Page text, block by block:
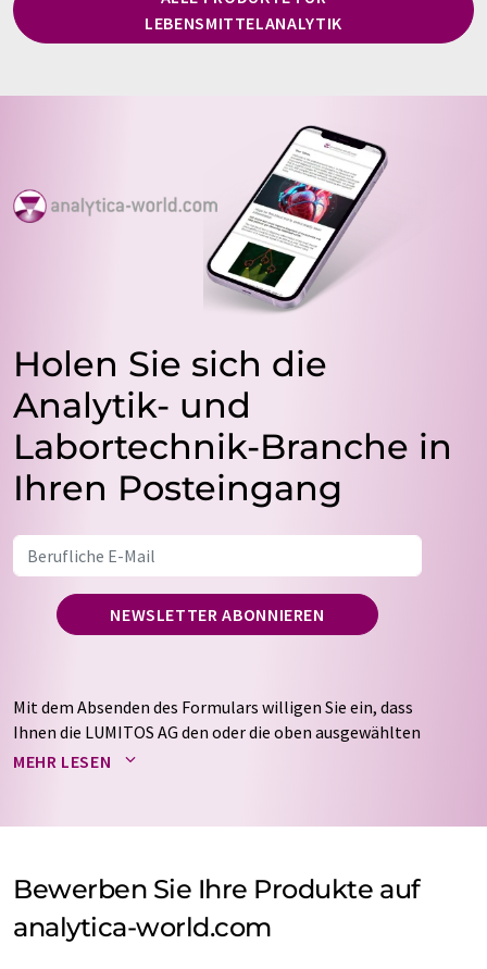
LEBENSMITTELANALYTIK
Holen Sie sich die
Analytik- und
Labortechnik-Branche in
Ihren Posteingang
NEWSLETTER ABONNIEREN
Mit dem Absenden des Formulars willigen Sie ein, dass
Ihnen die LUMITOS AG den oder die oben ausgewählten
Newsletter per E-Mail zusendet. Ihre Daten werden
auf Basis unsererDatenschutzerklärung. LUMITOS darf
Meinungsforschung per E-Mail kontaktieren. Ihre
Gründen gegenüber der LUMITOS AG, Ernst-Augustin-
MEHR LESEN
Bewerben Sie Ihre Produkte auf
analytica-world.com